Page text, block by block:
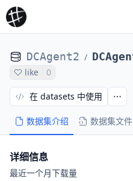
DCAgent2 /
like 0
数据集介绍 数据集文件
在 datasets 中使用
详细信息
最近一个月下载量